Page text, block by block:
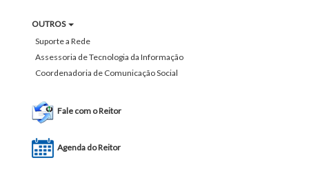
OUTROS
Suporte a Rede
Assessoria de Tecnologia da Informação
Coordenadoria de Comunicação Social
Fale com o Reitor
Agenda do Reitor